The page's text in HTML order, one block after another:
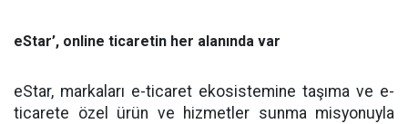
eStar’, online ticaretin her alanında var
eStar, markaları e-ticaret ekosistemine taşıma ve e-
ticarete özel ürün ve hizmetler sunma misyonuyla